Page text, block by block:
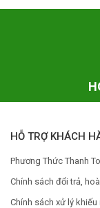
HỖ TRỢ KHÁCH
Phương Thức Thanh
Chính sách đổi trả,
Chính sách xử lý khiếu